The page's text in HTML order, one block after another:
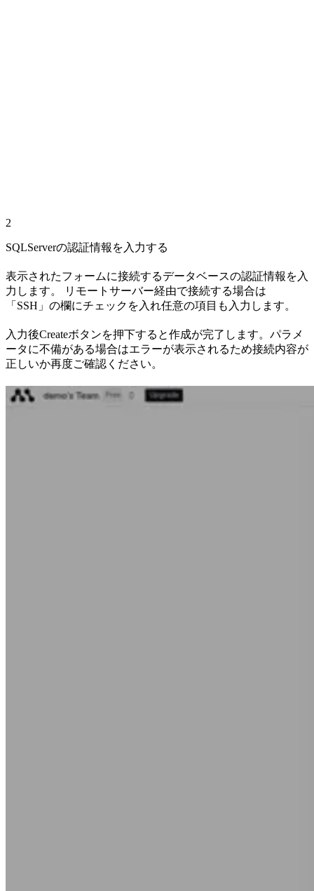
2
SQLServerの認証情報を入力する
表示されたフォームに接続するデータベースの認証情報を入
力します。 リモートサーバー経由で接続する場合は
「SSH」の欄にチェックを入れ任意の項目も入力します。
入力後Createボタンを押下すると作成が完了します。パラメ
ータに不備がある場合はエラーが表示されるため接続内容が
正しいか再度ご確認ください。